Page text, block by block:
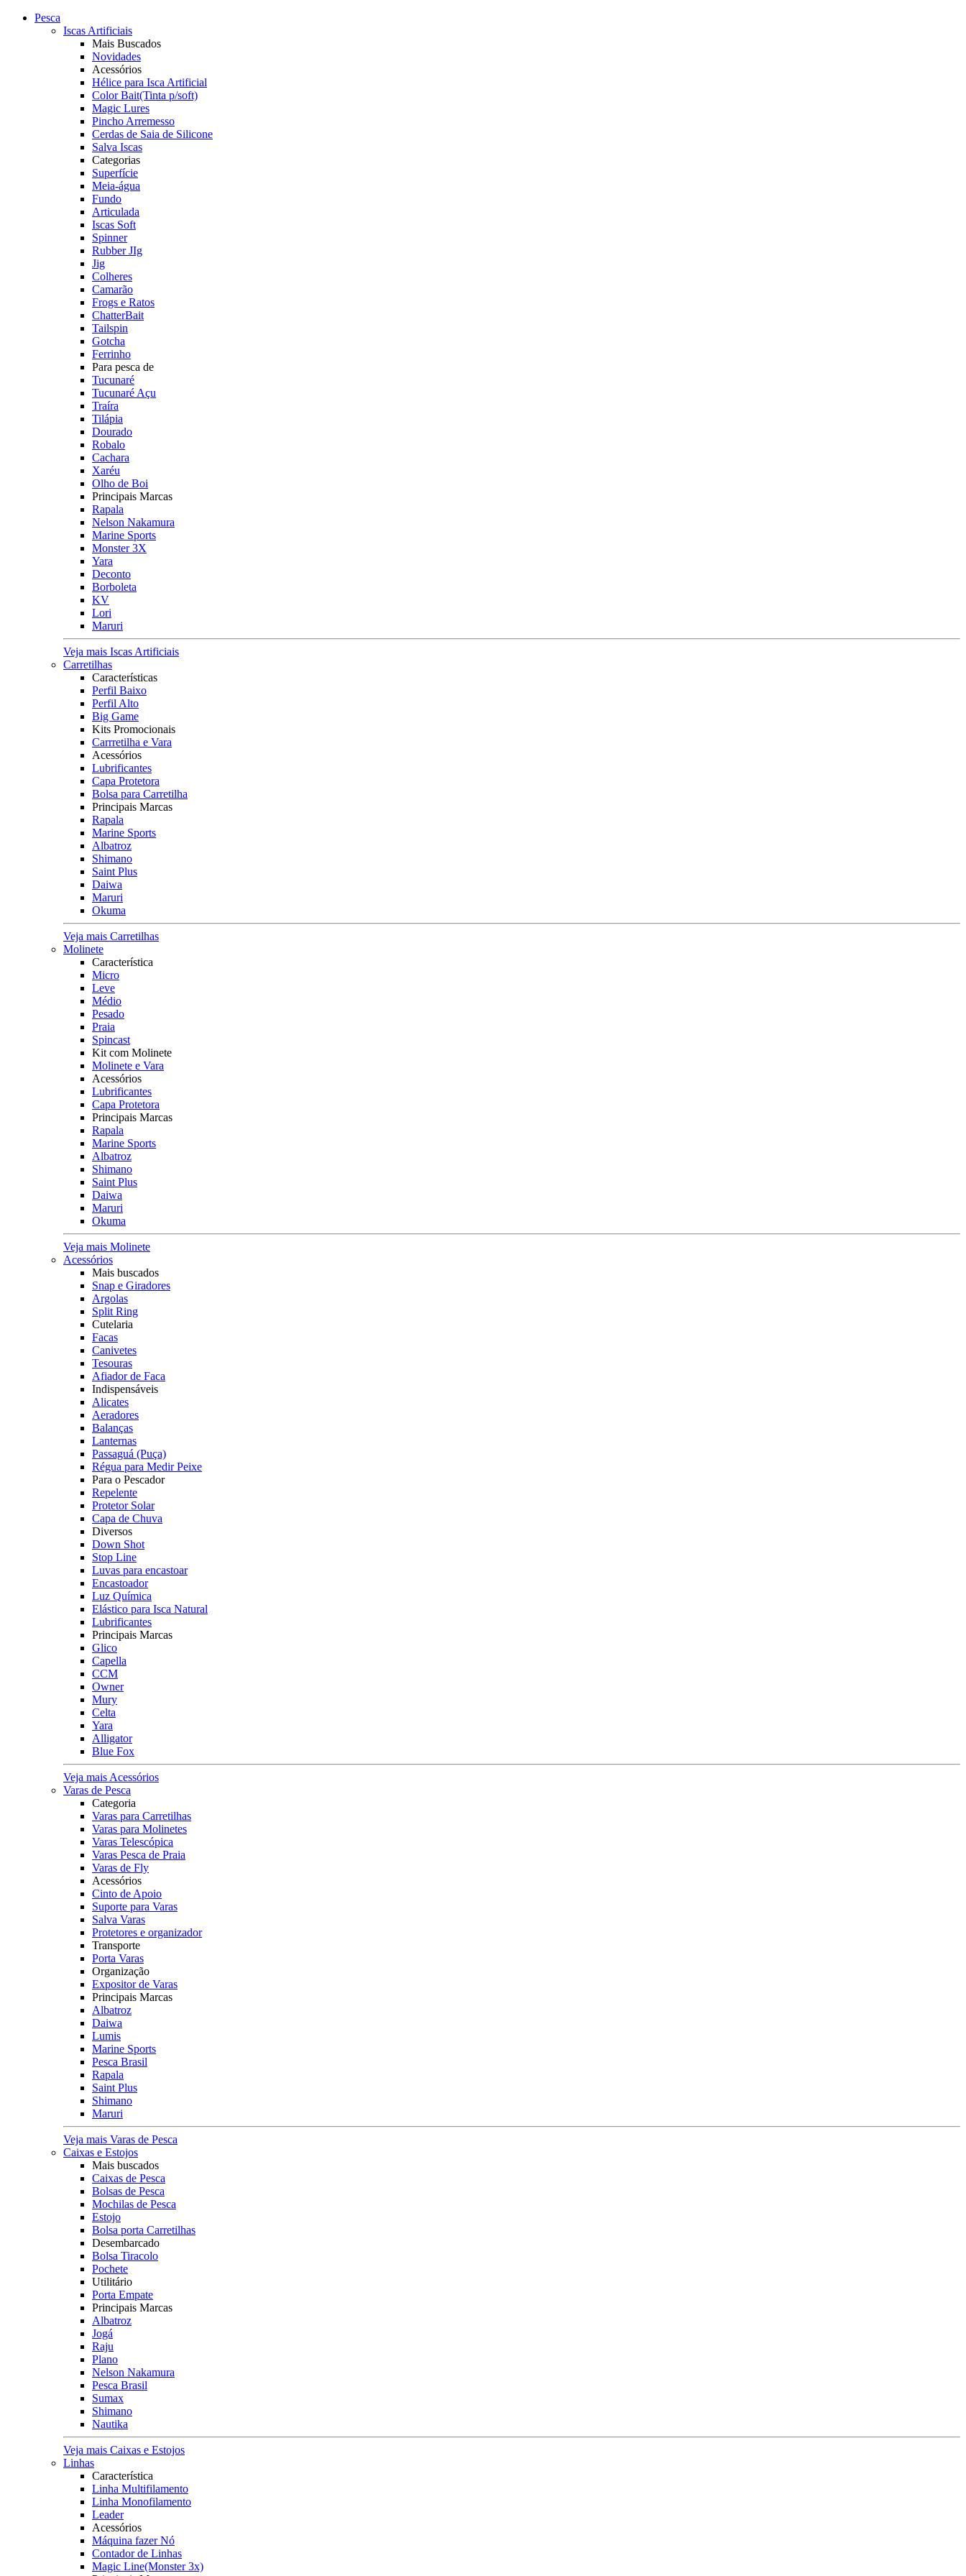
Pesca
Iscas Artificiais
Mais Buscados
Novidades
Acessórios
Hélice para Isca Artificial
Color Bait(Tinta p/soft)
Magic Lures
Pincho Arremesso
Cerdas de Saia de Silicone
Salva Iscas
Categorias
Superfície
Meia-água
Fundo
Articulada
Iscas Soft
Spinner
Rubber JIg
Jig
Colheres
Camarão
Frogs e Ratos
ChatterBait
Tailspin
Gotcha
Ferrinho
Para pesca de
Tucunaré
Tucunaré Açu
Traíra
Tilápia
Dourado
Robalo
Cachara
Xaréu
Olho de Boi
Principais Marcas
Rapala
Nelson Nakamura
Marine Sports
Monster 3X
Yara
Deconto
Borboleta
KV
Lori
Maruri
Veja mais Iscas Artificiais
Carretilhas
Características
Perfil Baixo
Perfil Alto
Big Game
Kits Promocionais
Carrretilha e Vara
Acessórios
Lubrificantes
Capa Protetora
Bolsa para Carretilha
Principais Marcas
Rapala
Marine Sports
Albatroz
Shimano
Saint Plus
Daiwa
Maruri
Okuma
Veja mais Carretilhas
Molinete
Característica
Micro
Leve
Médio
Pesado
Praia
Spincast
Kit com Molinete
Molinete e Vara
Acessórios
Lubrificantes
Capa Protetora
Principais Marcas
Rapala
Marine Sports
Albatroz
Shimano
Saint Plus
Daiwa
Maruri
Okuma
Veja mais Molinete
Acessórios
Mais buscados
Snap e Giradores
Argolas
Split Ring
Cutelaria
Facas
Canivetes
Tesouras
Afiador de Faca
Indispensáveis
Alicates
Aeradores
Balanças
Lanternas
Passaguá (Puça)
Régua para Medir Peixe
Para o Pescador
Repelente
Protetor Solar
Capa de Chuva
Diversos
Down Shot
Stop Line
Luvas para encastoar
Encastoador
Luz Química
Elástico para Isca Natural
Lubrificantes
Principais Marcas
Glico
Capella
CCM
Owner
Mury
Celta
Yara
Alligator
Blue Fox
Veja mais Acessórios
Varas de Pesca
Categoria
Varas para Carretilhas
Varas para Molinetes
Varas Telescópica
Varas Pesca de Praia
Varas de Fly
Acessórios
Cinto de Apoio
Suporte para Varas
Salva Varas
Protetores e organizador
Transporte
Porta Varas
Organização
Expositor de Varas
Principais Marcas
Albatroz
Daiwa
Lumis
Marine Sports
Pesca Brasil
Rapala
Saint Plus
Shimano
Maruri
Veja mais Varas de Pesca
Caixas e Estojos
Mais buscados
Caixas de Pesca
Bolsas de Pesca
Mochilas de Pesca
Estojo
Bolsa porta Carretilhas
Desembarcado
Bolsa Tiracolo
Pochete
Utilitário
Porta Empate
Principais Marcas
Albatroz
Jogá
Raju
Plano
Nelson Nakamura
Pesca Brasil
Sumax
Shimano
Nautika
Veja mais Caixas e Estojos
Linhas
Característica
Linha Multifilamento
Linha Monofilamento
Leader
Acessórios
Máquina fazer Nó
Contador de Linhas
Magic Line(Monster 3x)